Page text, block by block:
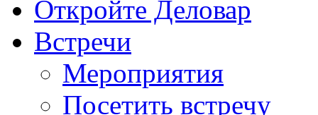
Откройте Деловар
Встречи
Мероприятия
Посетить встречу